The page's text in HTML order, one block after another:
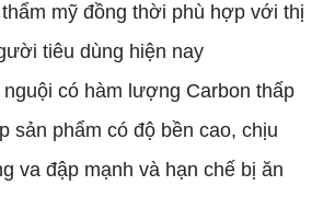
mỹ đồng thời phù hợp với thị
tiêu dùng hiện nay
có hàm lượng Carbon thấp
sản phẩm có độ bền cao, chịu
va đập mạnh và hạn chế bị ăn